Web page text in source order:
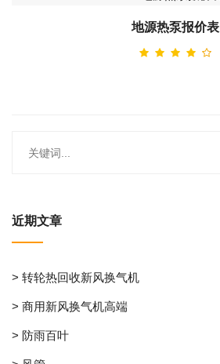
地源热泵报价表
近期文章
> 转轮热回收新风换气机
> 商用新风换气机高端
> 防雨百叶